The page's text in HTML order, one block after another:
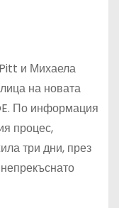
и Михаела
на новата
По информация
процес,
три дни, през